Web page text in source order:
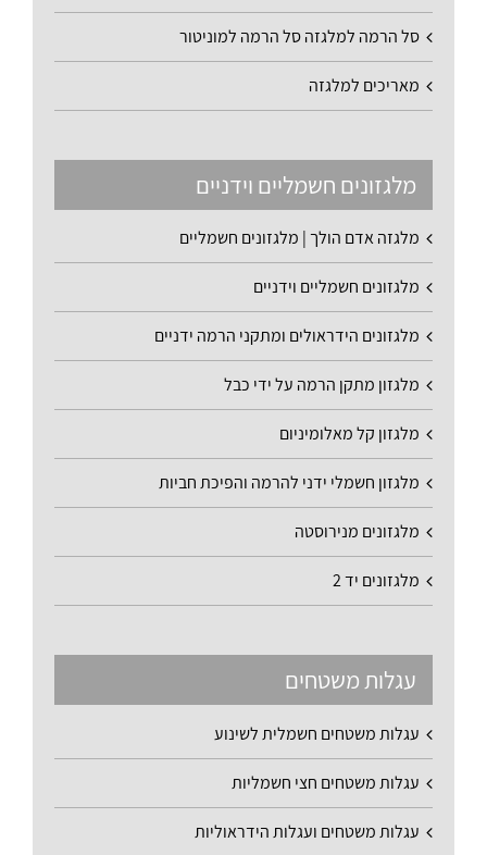
סל הרמה למלגזה סל הרמה למוניטור
מאריכים למלגזה
מלגזונים חשמליים וידניים
מלגזה אדם הולך | מלגזונים חשמליים
מלגזונים חשמליים וידניים
מלגזונים הידראולים ומתקני הרמה ידניים
מלגזון מתקן הרמה על ידי כבל
מלגזון קל מאלומיניום
מלגזון חשמלי ידני להרמה והפיכת חביות
מלגזונים מנירוסטה
מלגזונים יד 2
עגלות משטחים
עגלות משטחים חשמלית לשינוע
עגלות משטחים חצי חשמליות
עגלות משטחים ועגלות הידראוליות